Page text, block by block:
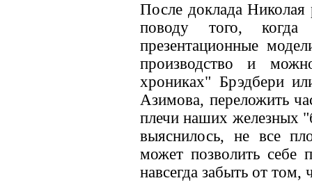
После доклада Николая
поводу того,
презентационные
производство и
хрониках" Брэдбери
Азимова, переложить
плечи наших железных
выяснилось, не все
может позволить себе
навсегда забыть от том,